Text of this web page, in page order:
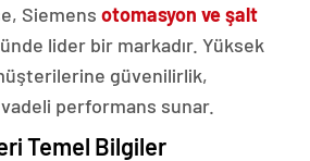
Siemens otomasyon ve şalt
lider bir markadır. Yüksek
güvenilirlik,
vadeli performans sunar.
Temel Bilgiler